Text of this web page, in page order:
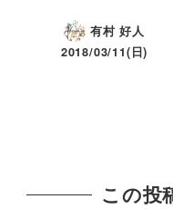
有村 好人
2018/03/11(日)
この投